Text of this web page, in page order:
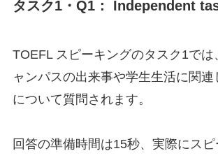
タスク1・Q1： Independent
TOEFL スピーキングのタスク1では
ャンパスの出来事や学生生活に関連
について質問されます。
回答の準備時間は15秒、実際にス